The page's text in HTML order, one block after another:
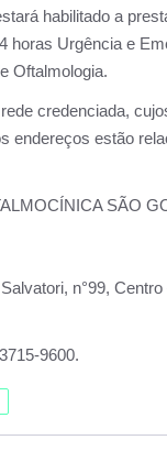
habilitado a
horas Urgência e
Oftalmologia.
credenciada,
endereços estão
SÃO
n°99, Centro
9600.